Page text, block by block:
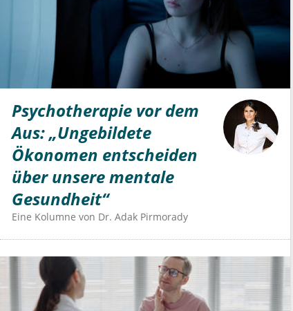
Psychotherapie vor dem
Aus: „Ungebildete
Ökonomen entscheiden
über unsere mentale
Gesundheit“
Eine Kolumne von Dr. Adak Pirmorady